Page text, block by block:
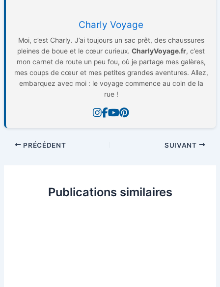
Charly Voyage
Moi, c’est Charly. J’ai toujours un sac prêt, des chaussures
pleines de boue et le cœur curieux. CharlyVoyage.fr, c’est
mon carnet de route un peu fou, où je partage mes galères,
mes coups de cœur et mes petites grandes aventures. Allez,
embarquez avec moi : le voyage commence au coin de la
rue !
PRÉCÉDENT SUIVANT
Publications similaires